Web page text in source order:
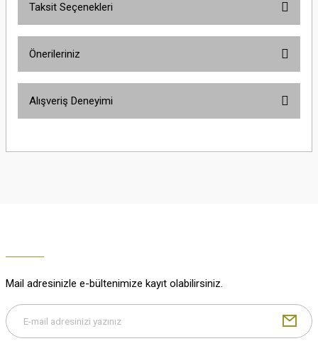
Taksit Seçenekleri
Önerileriniz
yetersiz gördüğünüz noktaları öneri formunu kullanarak tarafımıza
Gönder
Alışveriş Deneyimi
M... K... | 29/12/2025
Mail adresinizle e-bültenimize kayıt olabilirsiniz.